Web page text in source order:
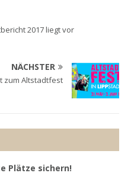
2017 liegt vor
NÄCHSTER
zum Altstadtfest
Plätze sichern!